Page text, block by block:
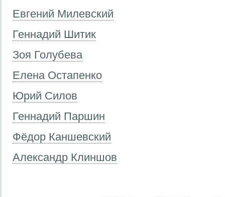
Евгений Милевский
Геннадий Шитик
Зоя Голубева
Елена Остапенко
Юрий Силов
Геннадий Паршин
Фёдор Каншевский
Александр Клиншов